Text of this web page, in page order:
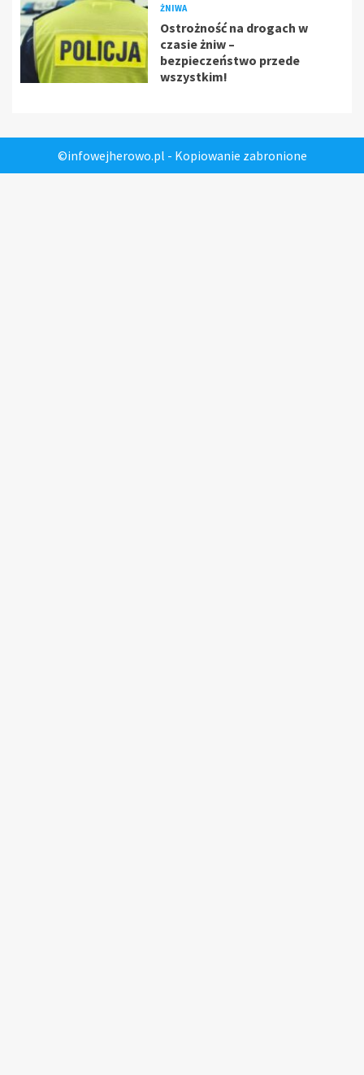
ŻNIWA
Ostrożność na drogach w
czasie żniw –
bezpieczeństwo przede
wszystkim!
©infowejherowo.pl - Kopiowanie zabronione